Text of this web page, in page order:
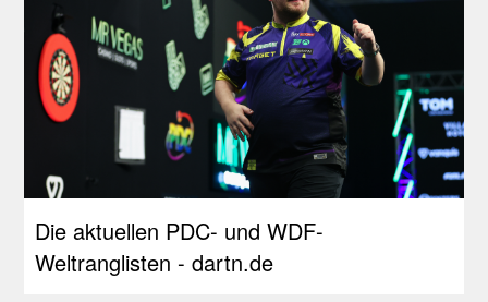
Die aktuellen PDC- und WDF-
Weltranglisten - dartn.de